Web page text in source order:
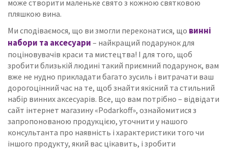
може створити маленьке свято з кожною святковою
пляшкою вина.
Ми сподіваємося, що ви змогли переконатися, що винні
набори та аксесуари – найкращий подарунок для
поціновувачів краси та мистецтва! І для того, щоб
зробити близькій людині такий приємний подарунок, вам
вже не нудно прикладати багато зусиль і витрачати ваш
дорогоцінний час на те, щоб знайти якісний та стильний
набір винних аксесуарів. Все, що вам потрібно – відвідати
сайт інтернет магазину «Podarkoff», ознайомитися з
запропонованою продукцією, уточнити у нашого
консультанта про наявність і характеристики того чи
іншого продукту, який вас цікавить, і зробити